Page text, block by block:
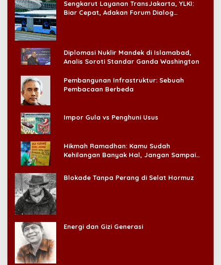
Sengkarut Layanan TransJakarta, YLKI:
Biar Cepat, Adakan Forum Dialog
Diplomasi Nuklir Mandek di Islamabad,
Analis Soroti Standar Ganda Washington
Pembangunan Infrastruktur: Sebuah
Pembacaan Berbeda
Impor Gula vs Penghuni Usus
Hikmah Ramadhan: Kamu Sudah
Kehilangan Banyak Hal, Jangan Sampai
Blokade Tanpa Perang di Selat Hormuz
Energi dan Gizi Generasi